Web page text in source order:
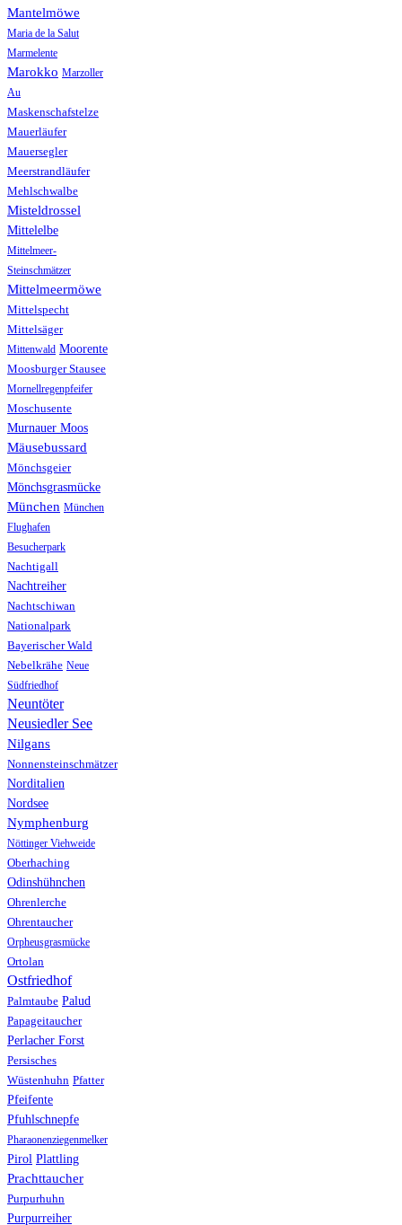
Mantelmöwe
Maria de la Salut
Marmelente
Marokko Marzoller
Au
Maskenschafstelze
Mauerläufer
Mauersegler
Meerstrandläufer
Mehlschwalbe
Misteldrossel
Mittelelbe
Mittelmeer-
Steinschmätzer
Mittelmeermöwe
Mittelspecht
Mittelsäger
Mittenwald Moorente
Moosburger Stausee
Mornellregenpfeifer
Moschusente
Murnauer Moos
Mäusebussard
Mönchsgeier
Mönchsgrasmücke
München München
Flughafen
Besucherpark
Nachtigall
Nachtreiher
Nachtschiwan
Nationalpark
Bayerischer Wald
Nebelkrähe Neue
Südfriedhof
Neuntöter
Neusiedler See
Nilgans
Nonnensteinschmätzer
Norditalien
Nordsee
Nymphenburg
Nöttinger Viehweide
Oberhaching
Odinshühnchen
Ohrenlerche
Ohrentaucher
Orpheusgrasmücke
Ortolan
Ostfriedhof
Palmtaube Palud
Papageitaucher
Perlacher Forst
Persisches
Wüstenhuhn Pfatter
Pfeifente
Pfuhlschnepfe
Pharaonenziegenmelker
Pirol Plattling
Prachttaucher
Purpurhuhn
Purpurreiher